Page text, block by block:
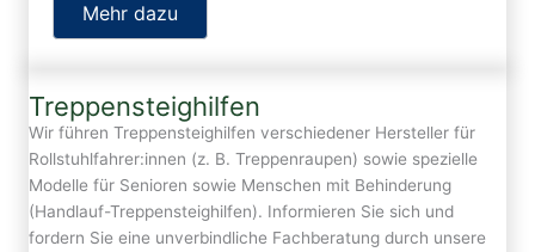
Mehr dazu
Treppensteighilfen
Wir führen Treppensteighilfen verschiedener Hersteller für
Rollstuhlfahrer:innen (z. B. Treppenraupen) sowie spezielle
Modelle für Senioren sowie Menschen mit Behinderung
(Handlauf-Treppensteighilfen). Informieren Sie sich und
fordern Sie eine unverbindliche Fachberatung durch unsere